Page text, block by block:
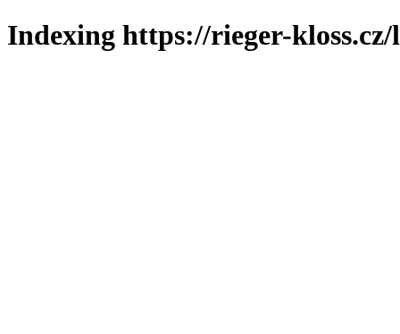
Indexing https://rieger-